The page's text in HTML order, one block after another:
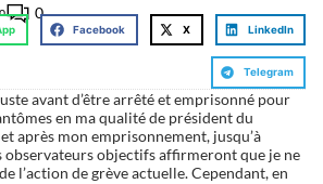
0
Facebook X LinkedIn
Telegram
avant d’être arrêté et emprisonné pour
en ma qualité de président du
après mon emprisonnement, jusqu’à
observateurs objectifs affirmeront que je ne
l’action de grève actuelle. Cependant, en